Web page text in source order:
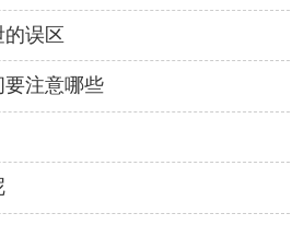
的误区
注意哪些